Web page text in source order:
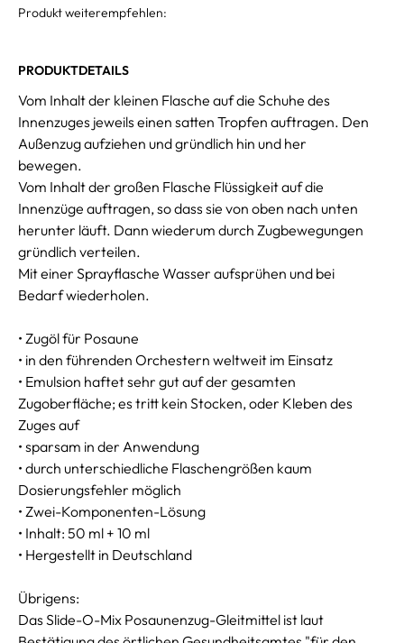
Produkt weiterempfehlen:
PRODUKTDETAILS
Vom Inhalt der kleinen Flasche auf die Schuhe des
Innenzuges jeweils einen satten Tropfen auftragen. Den
Außenzug aufziehen und gründlich hin und her
bewegen.
Vom Inhalt der großen Flasche Flüssigkeit auf die
Innenzüge auftragen, so dass sie von oben nach unten
herunter läuft. Dann wiederum durch Zugbewegungen
gründlich verteilen.
Mit einer Sprayflasche Wasser aufsprühen und bei
Bedarf wiederholen.
• Zugöl für Posaune
• in den führenden Orchestern weltweit im Einsatz
• Emulsion haftet sehr gut auf der gesamten
Zugoberfläche; es tritt kein Stocken, oder Kleben des
Zuges auf
• sparsam in der Anwendung
• durch unterschiedliche Flaschengrößen kaum
Dosierungsfehler möglich
• Zwei-Komponenten-Lösung
• Inhalt: 50 ml + 10 ml
• Hergestellt in Deutschland
Übrigens:
Das Slide-O-Mix Posaunenzug-Gleitmittel ist laut